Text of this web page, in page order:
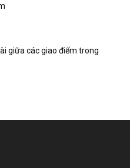
giữa các giao điểm trong